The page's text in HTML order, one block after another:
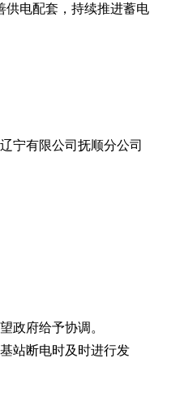
供电配套，持续推进蓄电
有限公司抚顺分公司
政府给予协调。
站断电时及时进行发